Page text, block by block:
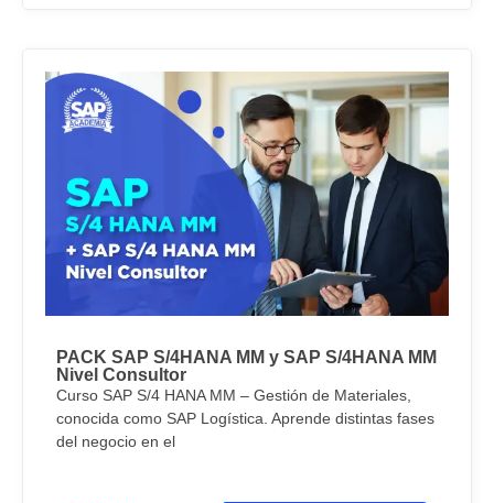
PACK SAP S/4HANA MM y SAP S/4HANA MM
Nivel Consultor
Curso SAP S/4 HANA MM – Gestión de Materiales,
conocida como SAP Logística. Aprende distintas fases
del negocio en el